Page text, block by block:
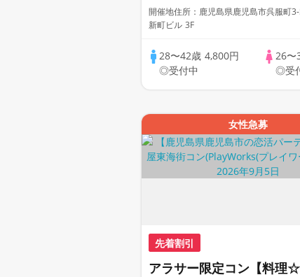
開催地住所：鹿児島県鹿児島市呉服町
新町ビル 3F
28〜42歳 4,800円
◎受付中
26〜
◎受
女性急募
先着割引
アラサー限定コン【料理